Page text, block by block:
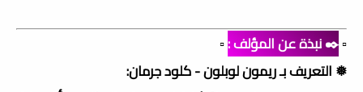
▫️✒️ نبذة عن المؤلف :▫️
❅ التعريف بـ ريمون لوبلون - كلود جرمان: